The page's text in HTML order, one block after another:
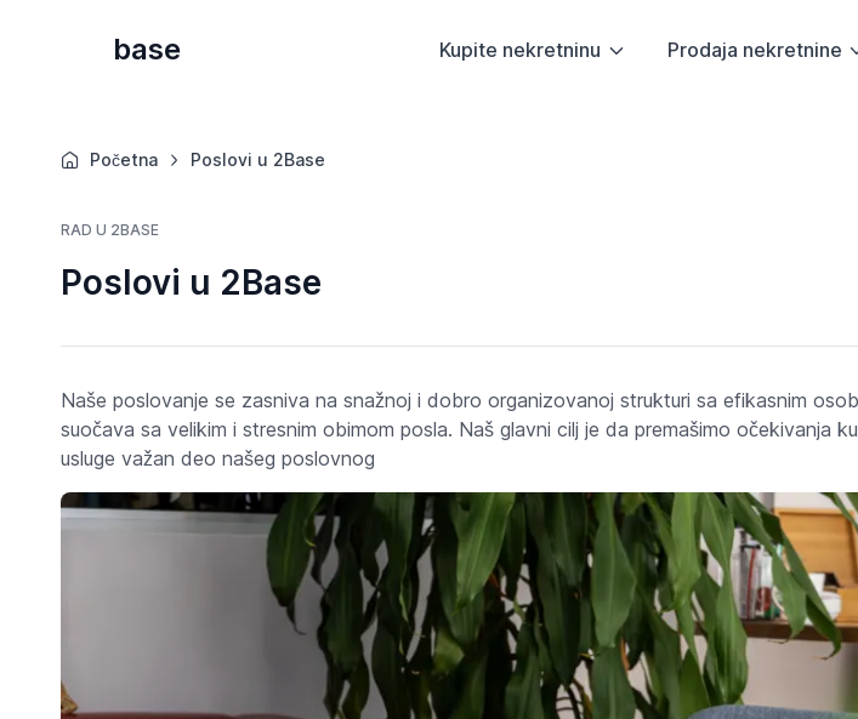
base Kupite nekretninu Prodaja nekretnine
Početna Poslovi u 2Base
RAD U 2BASE
Poslovi u 2Base
Naše poslovanje se zasniva na snažnoj i dobro organizovanoj strukturi sa efikasnim
suočava sa velikim i stresnim obimom posla. Naš glavni cilj je da premašimo očekivanja
usluge važan deo našeg poslovnog